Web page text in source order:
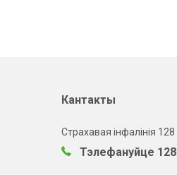
Кантакты
Страхавая інфалінія 128
Тэлефануйце 128